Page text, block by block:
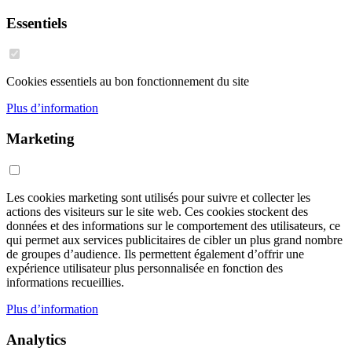
Essentiels
Cookies essentiels au bon fonctionnement du site
Plus d’information
Marketing
Les cookies marketing sont utilisés pour suivre et collecter les
actions des visiteurs sur le site web. Ces cookies stockent des
données et des informations sur le comportement des utilisateurs, ce
qui permet aux services publicitaires de cibler un plus grand nombre
de groupes d’audience. Ils permettent également d’offrir une
expérience utilisateur plus personnalisée en fonction des
informations recueillies.
Plus d’information
Analytics